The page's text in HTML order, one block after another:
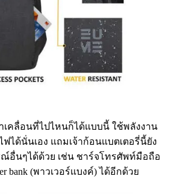
คลื่อนที่ไปไหนก็ได้แบบนี้ ใช้พลังงาน
ได้นั่นเอง แถมเจ้าก้อนแบตเตอรี่นี้ยัง
อื่นๆได้ด้วย เช่น ชาร์จโทรศัพท์มือถือ
bank (พาวเวอร์แบงค์) ได้อีกด้วย